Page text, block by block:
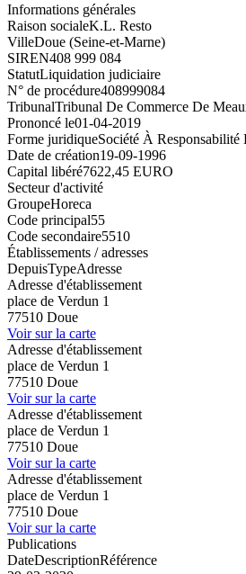
Informations générales
Raison socialeK.L. Resto
VilleDoue (Seine-et-Marne)
SIREN408 999 084
StatutLiquidation judiciaire
N° de procédure408999084
TribunalTribunal De Commerce De
Prononcé le01-04-2019
Forme juridiqueSociété À Responsabilité
Date de création19-09-1996
Capital libéré7622,45 EURO
Secteur d'activité
GroupeHoreca
Code principal55
Code secondaire5510
Établissements / adresses
DepuisTypeAdresse
Adresse d'établissement
place de Verdun 1
77510 Doue
Voir sur la carte
Adresse d'établissement
place de Verdun 1
77510 Doue
Voir sur la carte
Adresse d'établissement
place de Verdun 1
77510 Doue
Voir sur la carte
Adresse d'établissement
place de Verdun 1
77510 Doue
Voir sur la carte
Publications
DateDescriptionRéférence